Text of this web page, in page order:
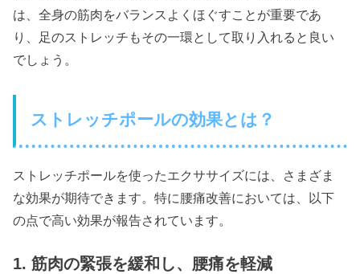
は、全身の筋肉をバランスよくほぐすことが重要であ
り、足のストレッチもその一環として取り入れると良い
でしょう。
ストレッチポールの効果とは？
ストレッチポールを使ったエクササイズには、さまざま
な効果が期待できます。特に腰痛改善においては、以下
の点で高い効果が報告されています。
1. 筋肉の緊張を緩和し、腰痛を軽減